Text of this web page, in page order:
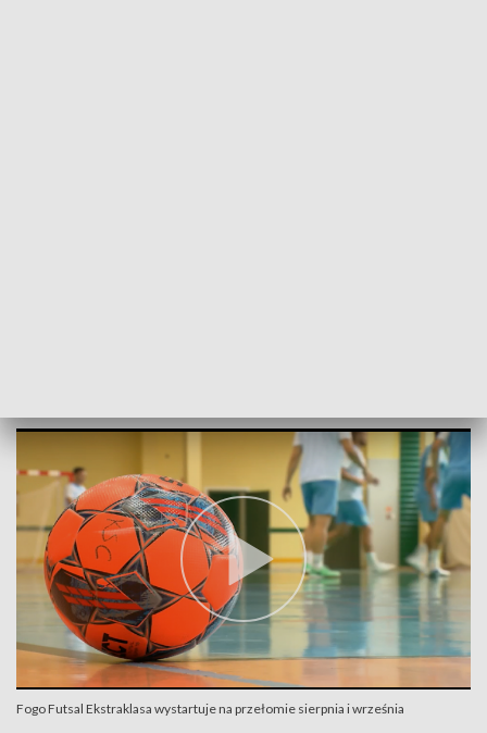
Fogo Futsal Ekstraklasa wystartuje na przełomie sierpnia i września